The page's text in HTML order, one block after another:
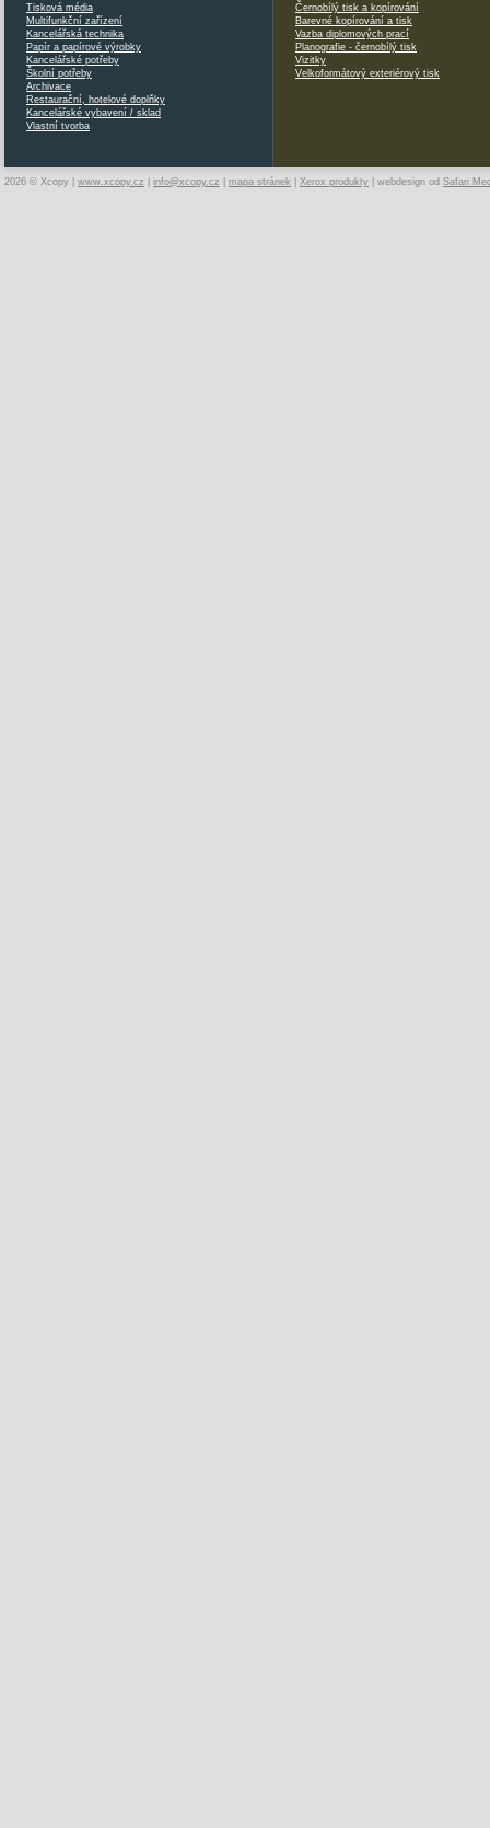
Tisková média
Multifunkční zařízení
Kancelářská technika
Papír a papírové výrobky
Kancelářské potřeby
Školní potřeby
Archivace
Restaurační, hotelové doplňky
Kancelářské vybavení / sklad
Vlastní tvorba
Černobílý tisk a kopírování
Barevné kopírování a tisk
Vazba diplomových prací
Planografie - černobílý tisk
Vizitky
Velkoformátový exteriérový tisk
2026 © Xcopy | www.xcopy.cz info@xcopy.cz mapa stránek Xerox produkty | webdesign od Safari